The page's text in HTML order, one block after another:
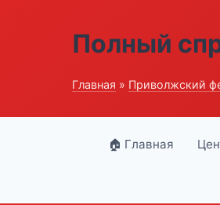
Полный
Главная » Приволжский
🏠 Главная